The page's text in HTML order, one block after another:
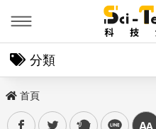
分類
首頁
facebooktwitter plurk line 中